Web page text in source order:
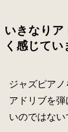
いきなりア
く感じて
ジャズピアノ
アドリブを
いのではない